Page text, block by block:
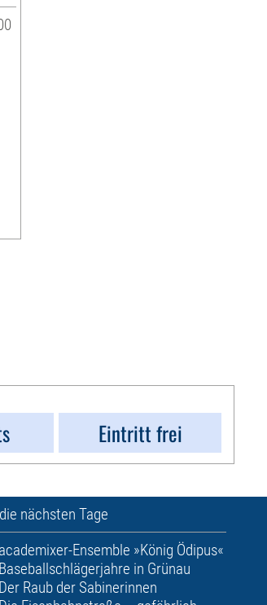
Eintritt frei
nächsten Tage
academixer-Ensemble »König Ödipus«
Baseballschlägerjahre in Grünau
Der Raub der Sabinerinnen